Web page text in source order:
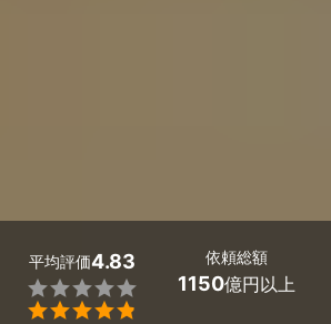
平均評価4.83


依頼総額
1150億円以上